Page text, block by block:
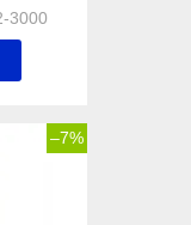
3000
–7%